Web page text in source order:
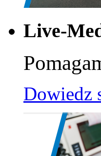
Live-
Dowiedz